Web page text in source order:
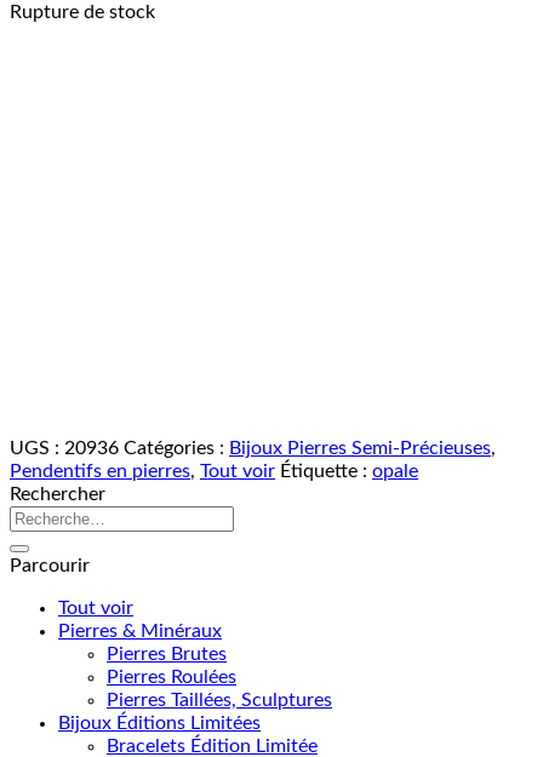
Rupture de stock
UGS : 20936 Catégories : Bijoux Pierres Semi-Précieuses,
Pendentifs en pierres, Tout voir Étiquette : opale
Rechercher
Recherche
Parcourir
Tout voir
Pierres & Minéraux
Pierres Brutes
Pierres Roulées
Pierres Taillées, Sculptures
Bijoux Éditions Limitées
Bracelets Édition Limitée